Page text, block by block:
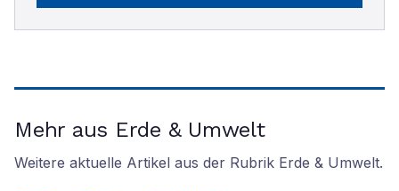
Mehr aus Erde & Umwelt
Weitere aktuelle Artikel aus der Rubrik Erde & Umwelt.